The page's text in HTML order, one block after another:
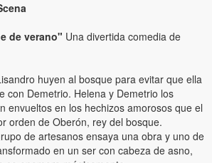
de verano" Una divertida comedia de
huyen al bosque para evitar que ella
con Demetrio. Helena y Demetrio los
envueltos en los hechizos amorosos que el
orden de Oberón, rey del bosque.
de artesanos ensaya una obra y uno de
en un ser con cabeza de asno,